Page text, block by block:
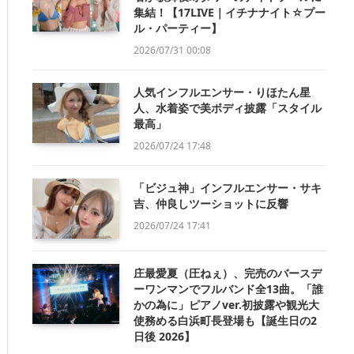
集結！【17LIVE｜イチナナイト☆プー
ル・パーティー】
2026/07/31 00:08
人気インフルエンサー・りほたん星
人、水着姿で美ボディ披露「スタイル
最高」
2026/07/24 17:48
「ビジュ神」インフルエンサー・サキ
吉、仲良しツーショットに反響
2026/07/24 17:41
庄最愛夏（圧ねぇ）、完売のバースデ
ーワンマンでフルバンド全13曲。「誰
かの為に」ピアノver.初披露や観光大
使務める白浜町長登場も【誕生日の2
日後 2026】